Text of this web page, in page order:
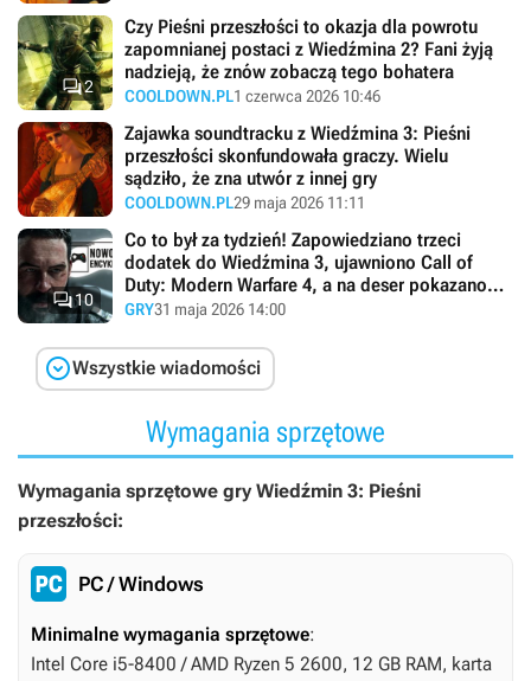
2
Czy Pieśni przeszłości to okazja dla powrotu
zapomnianej postaci z Wiedźmina 2? Fani żyją
nadzieją, że znów zobaczą tego bohatera
COOLDOWN.PL1 czerwca 2026 10:46
Zajawka soundtracku z Wiedźmina 3: Pieśni
przeszłości skonfundowała graczy. Wielu
sądziło, że zna utwór z innej gry
COOLDOWN.PL29 maja 2026 11:11
10
Co to był za tydzień! Zapowiedziano trzeci
dodatek do Wiedźmina 3, ujawniono Call of
Duty: Modern Warfare 4, a na deser pokazano
światu kontynuację bestsellerowej strategii
GRY31 maja 2026 14:00
Wszystkie wiadomości
Wymagania sprzętowe
Wymagania sprzętowe gry Wiedźmin 3: Pieśni
przeszłości:
PC / Windows
Minimalne wymagania sprzętowe:
Intel Core i5-8400 / AMD Ryzen 5 2600, 12 GB RAM, karta